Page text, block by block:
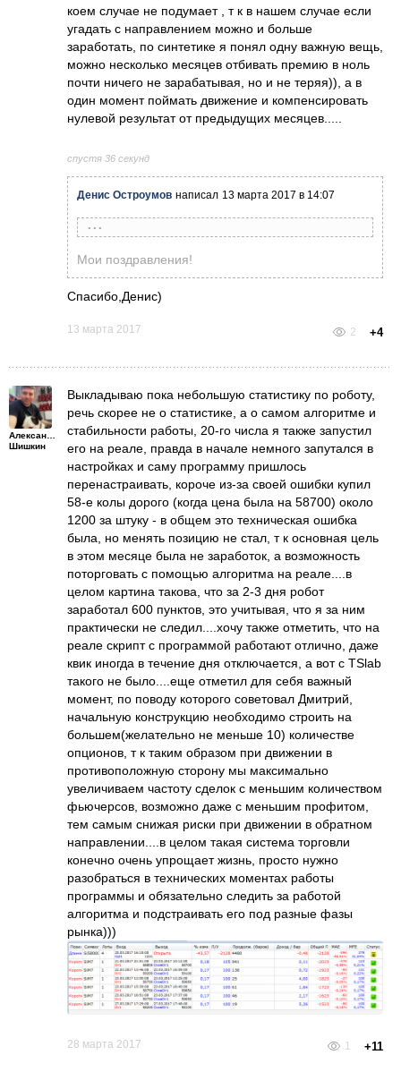
коем случае не подумает , т к в нашем случае если
угадать с направлением можно и больше
заработать, по синтетике я понял одну важную вещь,
можно несколько месяцев отбивать премию в ноль
почти ничего не зарабатывая, но и не теряя)), а в
один момент поймать движение и компенсировать
нулевой результат от предыдущих месяцев.....
спустя 36 секунд
Денис Остроумов написал 13 марта 2017 в 14:07
Александр Шишкин написал 13 марта 2017 в
Было 129000,стало 144620, выходить чуть
больше 10%
процентов прибыли по синтетике получилось
запомнили)) ( 9 марта, когда доллар после
800,точно не помню, на начало дня у меня не
было шортовых позиций по фьючерсам,
поэтому чисто на колах тогда вышло около
7000, если бы не было того движения
естественно прибыль была бы намного
меньше, потом я сразу закрыл конструкцию)
Мои поздравления!
Спасибо,Денис)
13 марта 2017 2 +4
Александр
Шишкин
Выкладываю пока небольшую статистику по роботу,
речь скорее не о статистике, а о самом алгоритме и
стабильности работы, 20-го числа я также запустил
его на реале, правда в начале немного запутался в
настройках и саму программу пришлось
перенастраивать, короче из-за своей ошибки купил
58-е колы дорого (когда цена была на 58700) около
1200 за штуку - в общем это техническая ошибка
была, но менять позицию не стал, т к основная цель
в этом месяце была не заработок, а возможность
поторговать с помощью алгоритма на реале....в
целом картина такова, что за 2-3 дня робот
заработал 600 пунктов, это учитывая, что я за ним
практически не следил....хочу также отметить, что на
реале скрипт с программой работают отлично, даже
квик иногда в течение дня отключается, а вот с TSlab
такого не было....еще отметил для себя важный
момент, по поводу которого советовал Дмитрий,
начальную конструкцию необходимо строить на
большем(желательно не меньше 10) количестве
опционов, т к таким образом при движении в
противоположную сторону мы максимально
увеличиваем частоту сделок с меньшим количеством
фьючерсов, возможно даже с меньшим профитом,
тем самым снижая риски при движении в обратном
направлении....в целом такая система торговли
конечно очень упрощает жизнь, просто нужно
разобраться в технических моментах работы
программы и обязательно следить за работой
алгоритма и подстраивать его под разные фазы
рынка)))
28 марта 2017 1 +11